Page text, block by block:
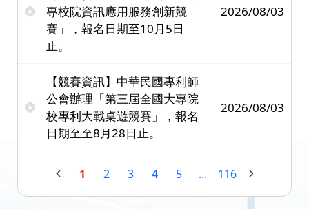
專校院資訊應用服務創新競
賽」，報名日期至10月5日
止。
2026/08/03
【競賽資訊】中華民國專利師
公會辦理「第三屆全國大專院
校專利大戰桌遊競賽」，報名
日期至至8月28日止。
2026/08/03
1 2 3 4 5 ... 116